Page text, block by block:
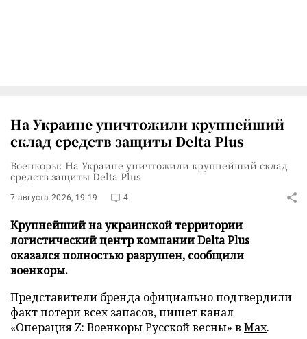
На Украине уничтожили крупнейший
склад средств защиты Delta Plus
Военкоры: На Украине уничтожили крупнейший склад
средств защиты Delta Plus
7 августа 2026, 19:19 4
Крупнейший на украинской территории
логистический центр компании Delta Plus
оказался полностью разрушен, сообщили
военкоры.
Представители бренда официально подтвердили
факт потери всех запасов, пишет канал
«Операция Z: Военкоры Русской весны» в Max.